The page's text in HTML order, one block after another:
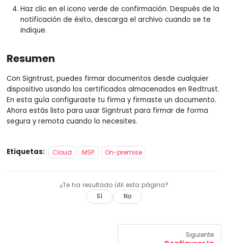
Haz clic en el icono verde de confirmación. Después de la
notificación de éxito, descarga el archivo cuando se te
indique.
Resumen
Con Signtrust, puedes firmar documentos desde cualquier
dispositivo usando los certificados almacenados en Redtrust.
En esta guía configuraste tu firma y firmaste un documento.
Ahora estás listo para usar Signtrust para firmar de forma
segura y remota cuando lo necesites.
Etiquetas: Cloud MSP On-premise
¿Te ha resultado útil esta página?
Sí No
Siguiente